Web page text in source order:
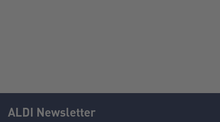
ALDI Newsletter